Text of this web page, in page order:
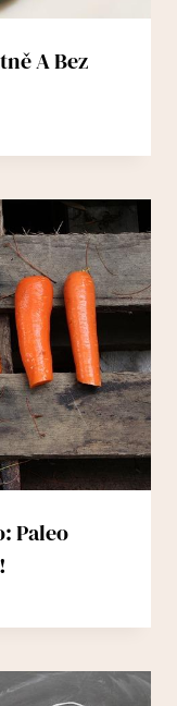
A Bez
Paleo